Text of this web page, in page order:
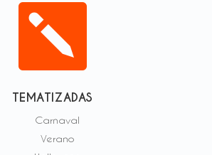

TEMATIZADAS
Carnaval
Verano